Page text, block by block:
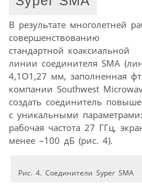
В результате многолетней
совершенствованию
стандартной коаксиальной
линии соединителя SMA
4,1O1,27 мм, заполненная
компании Southwest
создать соединитель
с уникальными
рабочая частота 27 ГГц,
менее –100 дБ (рис. 4).
Рис. 4. Соединители Syper SMA